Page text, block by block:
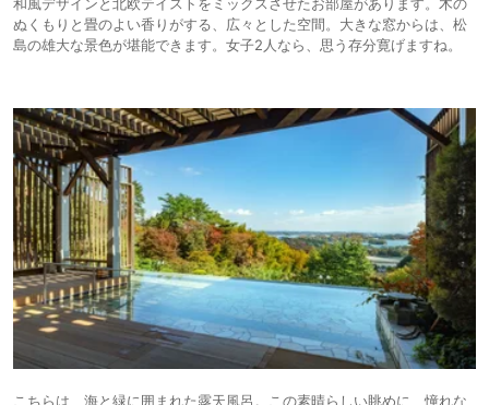
ぬくもりと畳のよい香りがする、広々とした空間。大きな窓からは、松
島の雄大な景色が堪能できます。女子2人なら、思う存分寛げますね。
こちらは、海と緑に囲まれた露天風呂。この素晴らしい眺めに、憧れな